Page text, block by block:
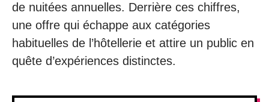
de nuitées annuelles. Derrière ces chiffres,
une offre qui échappe aux catégories
habituelles de l’hôtellerie et attire un public en
quête d’expériences distinctes.